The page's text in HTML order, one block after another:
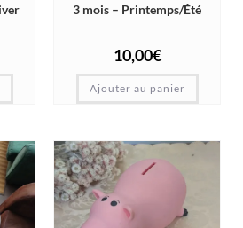
3 mois – Printemps/Été
10,00€
Ajouter au panier